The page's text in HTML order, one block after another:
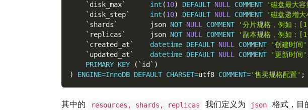
` disk_max` int (10) DEFAULT NULL COMMENT '磁盘最大
` disk_step` int (10) DEFAULT NULL COMMENT '磁盘递增
` shards `
        json
NOT NULL COMMENT
'分片规格，例如
` replicas `
      json
NOT NULL COMMENT '副本规格，例如
` created_at ` datetime DEFAULT NULL COMMENT '创建时间'
` updated_at ` datetime DEFAULT NULL COMMENT '更新时间'
PRIMARY KEY ( ` id ` )
)
ENGINE=InnoDB DEFAULT CHARSET=utf8 COMMENT='售卖规格配置' ;
其中的 resources, shards, replicas 我们定义为 json 格式，目